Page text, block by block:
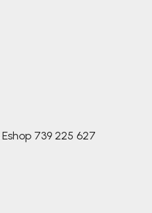
Eshop 739 225 627